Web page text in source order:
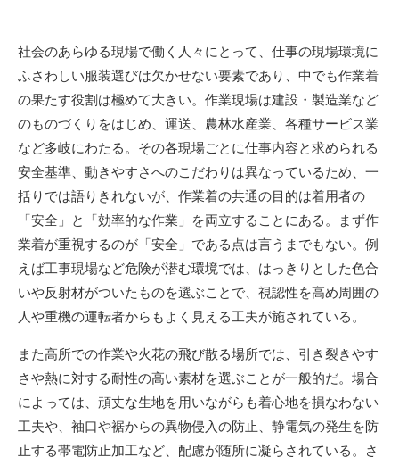
新
日
社会のあらゆる現場で働く人々にとって、仕事の現場環境に
ふさわしい服装選びは欠かせない要素であり、中でも作業着
の果たす役割は極めて大きい。 作業現場は建設・製造業など
のものづくりをはじめ、運送、農林水産業、各種サービス業
など多岐にわたる。その各現場ごとに仕事内容と求められる
安全基準、動きやすさへのこだわりは異なっているため、一
括りでは語りきれないが、作業着の共通の目的は着用者の
「安全」と「効率的な作業」を両立することにある。まず作
業着が重視するのが「安全」である点は言うまでもない。例
えば工事現場など危険が潜む環境では、はっきりとした色合
いや反射材がついたものを選ぶことで、視認性を高め周囲の
人や重機の運転者からもよく見える工夫が施されている。
また高所での作業や火花の飛び散る場所では、引き裂きやす
さや熱に対する耐性の高い素材を選ぶことが一般的だ。場合
によっては、頑丈な生地を用いながらも着心地を損なわない
工夫や、袖口や裾からの異物侵入の防止、静電気の発生を防
止する帯電防止加工など、配慮が随所に凝らされている。さ